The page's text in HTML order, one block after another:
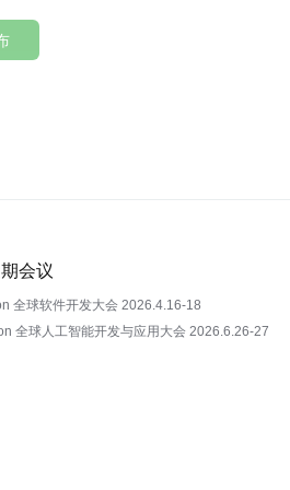
会议
全球软件开发大会 2026.4.16-18
全球人工智能开发与应用大会 2026.6.26-27